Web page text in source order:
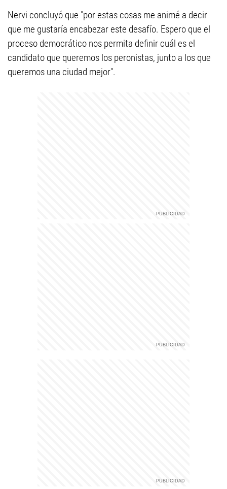
Nervi concluyó que "por estas cosas me animé a decir
que me gustaría encabezar este desafío. Espero que el
proceso democrático nos permita definir cuál es el
candidato que queremos los peronistas, junto a los que
queremos una ciudad mejor".